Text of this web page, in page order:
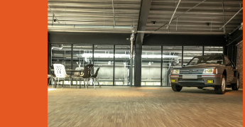
CLASSIC CAR
HOUSE